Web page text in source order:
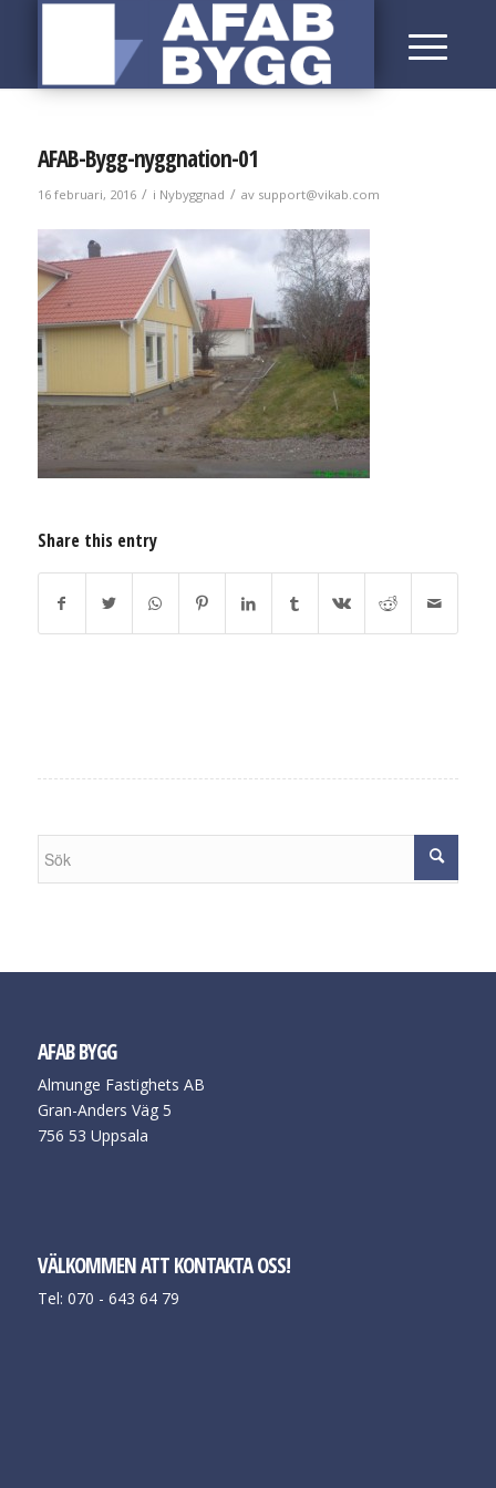
AFAB-Bygg-nyggnation-01
16 februari, 2016 / i Nybyggnad / av support@vikab.com
Share this entry
AFAB BYGG
Almunge Fastighets AB
Gran-Anders Väg 5
756 53 Uppsala
VÄLKOMMEN ATT KONTAKTA OSS!
Tel: 070 - 643 64 79